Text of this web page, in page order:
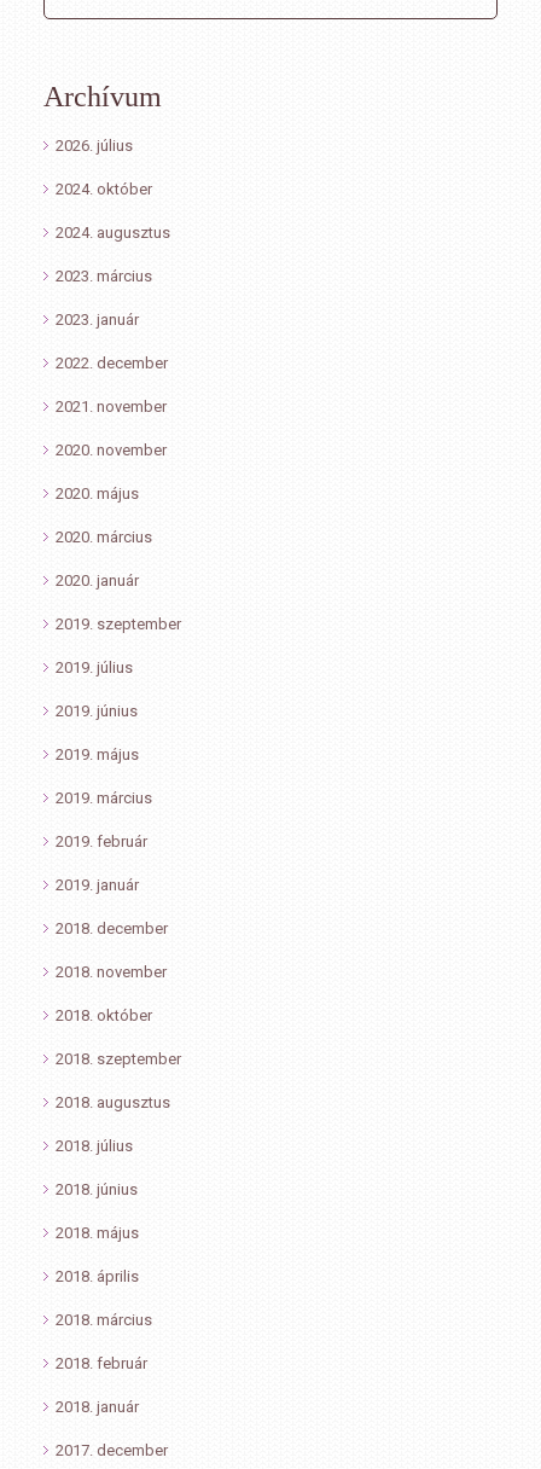
Archívum
2026. július
2024. október
2024. augusztus
2023. március
2023. január
2022. december
2021. november
2020. november
2020. május
2020. március
2020. január
2019. szeptember
2019. július
2019. június
2019. május
2019. március
2019. február
2019. január
2018. december
2018. november
2018. október
2018. szeptember
2018. augusztus
2018. július
2018. június
2018. május
2018. április
2018. március
2018. február
2018. január
2017. december